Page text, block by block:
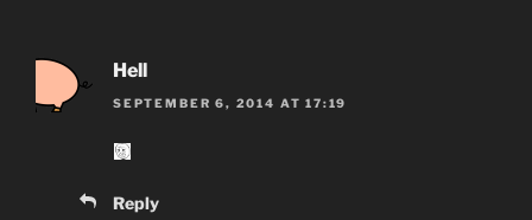
Hell
SEPTEMBER 6, 2014 AT 17:19
Reply